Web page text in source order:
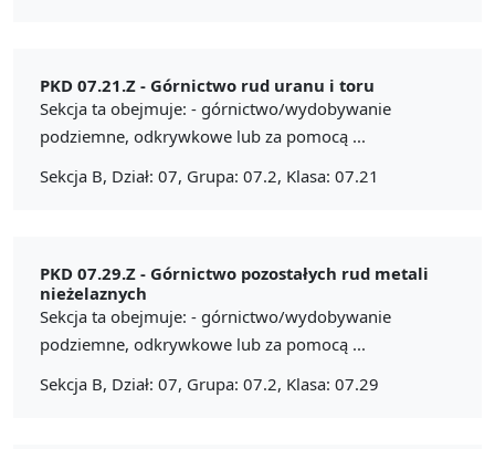
PKD 07.21.Z - Górnictwo rud uranu i toru
Sekcja ta obejmuje: - górnictwo/wydobywanie
podziemne, odkrywkowe lub za pomocą ...
Sekcja B, Dział: 07, Grupa: 07.2, Klasa: 07.21
PKD 07.29.Z - Górnictwo pozostałych rud metali
nieżelaznych
Sekcja ta obejmuje: - górnictwo/wydobywanie
podziemne, odkrywkowe lub za pomocą ...
Sekcja B, Dział: 07, Grupa: 07.2, Klasa: 07.29